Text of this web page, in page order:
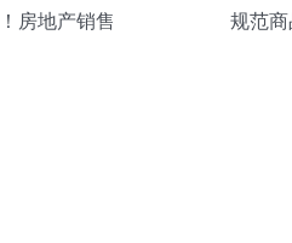
房地产销售
规范